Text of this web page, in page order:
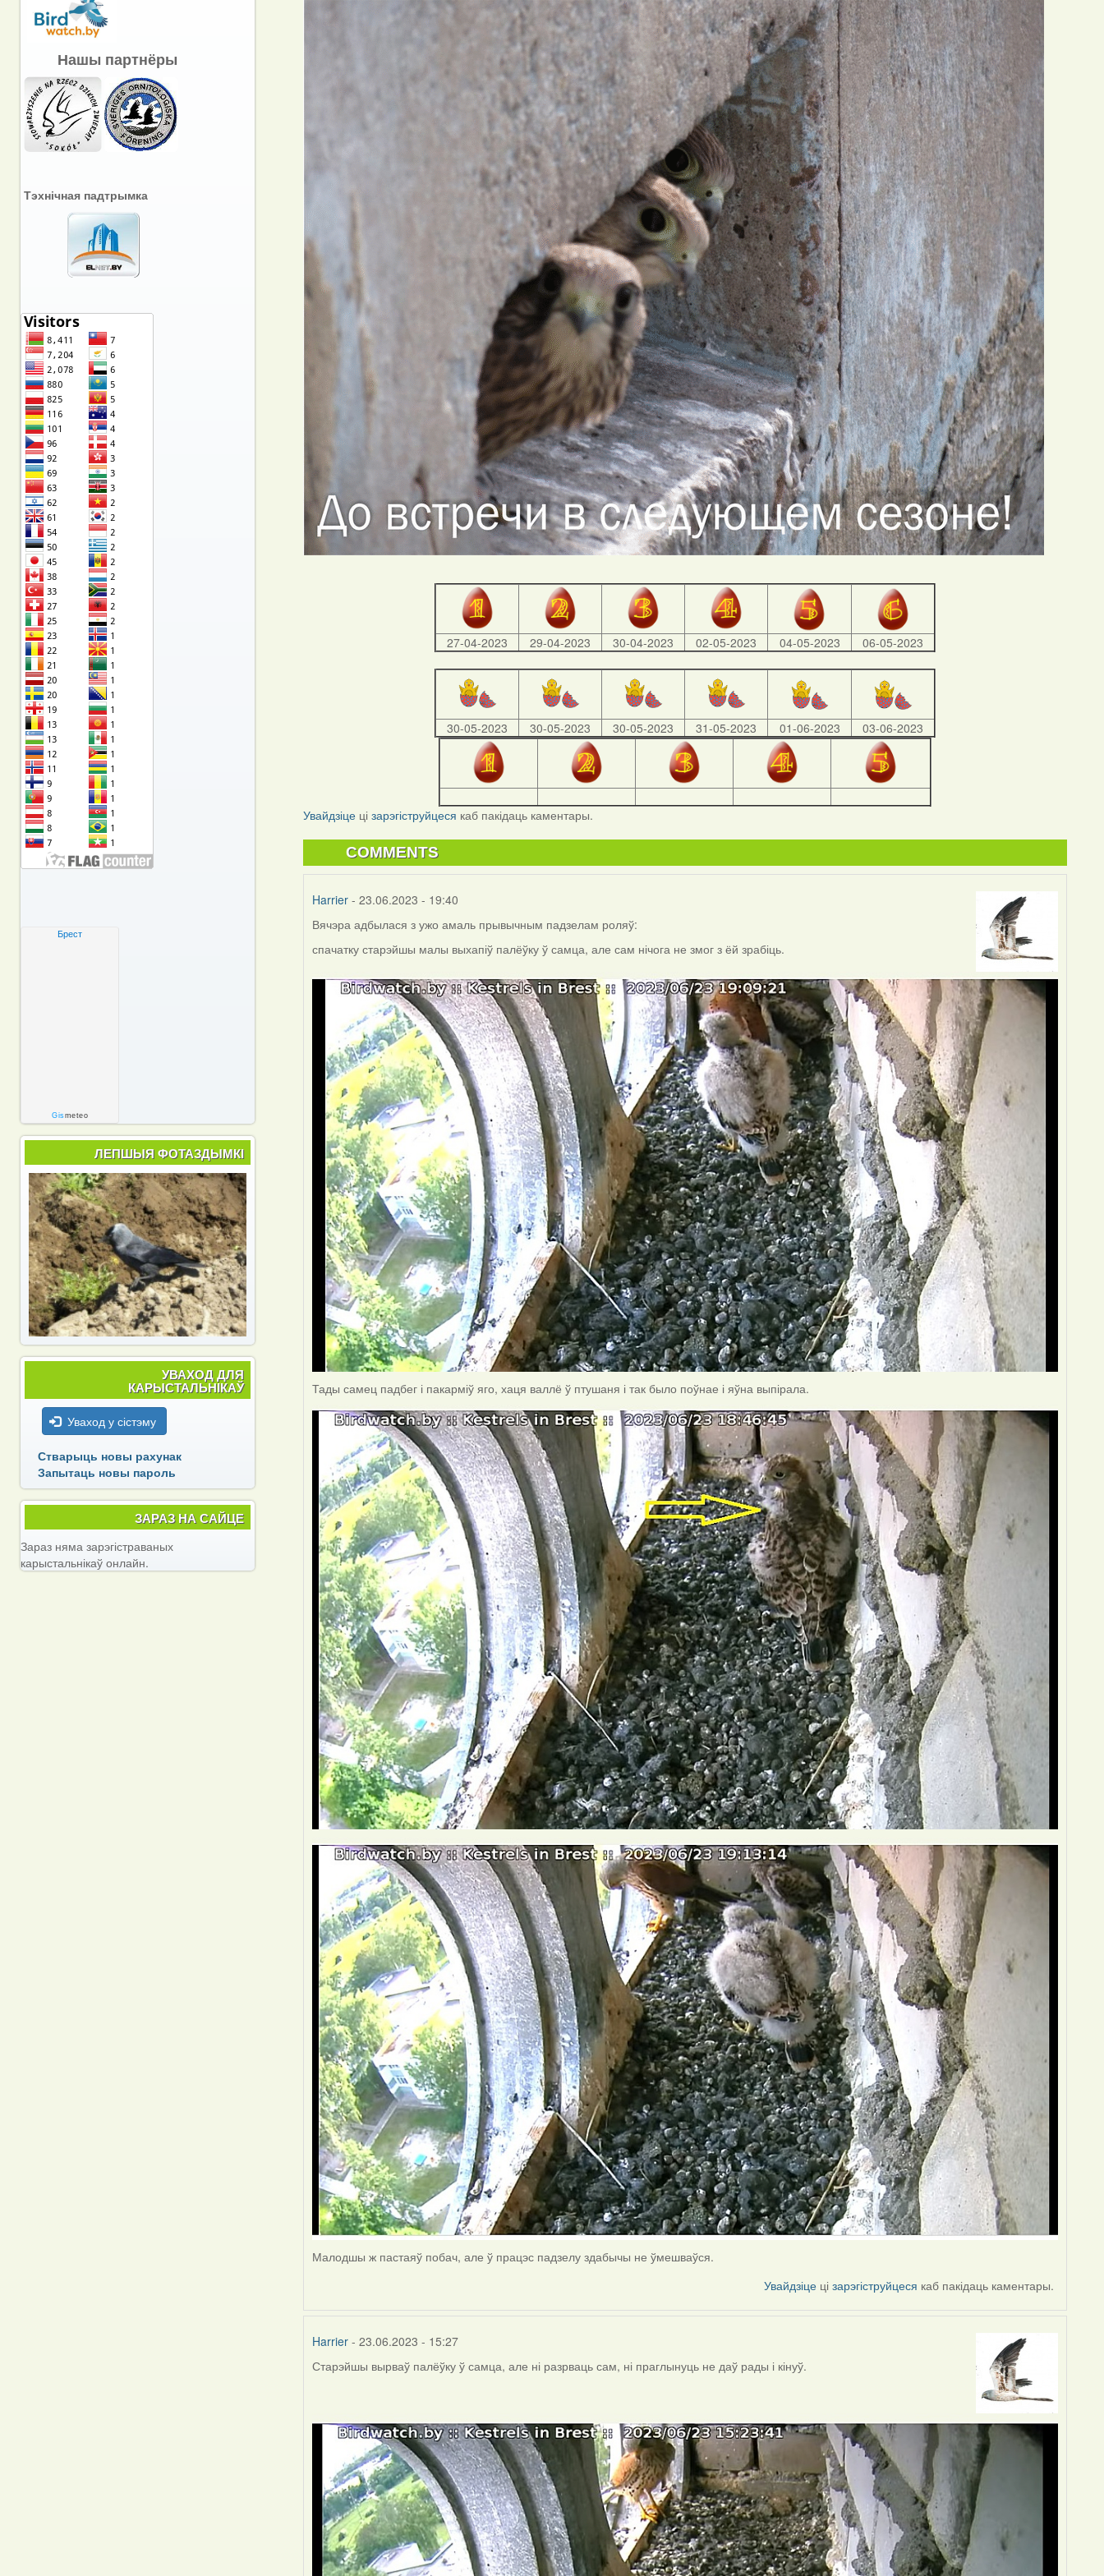
27-04-2023 29-04-2023 30-04-2023 02-05-2023 04-05-2023 06-05-2023
30-05-2023 30-05-2023 30-05-2023 31-05-2023 01-06-2023 03-06-2023
Увайдзіце цізарэгіструйцеся каб пакідаць каментары.
COMMENTS
Harrier - 23.06.2023 - 19:40
Вячэра адбылася з ужо амаль прывычным падзелам роляў:
спачатку старэйшы малы выхапіў палёўку ў самца, але сам нічога не змог з ёй зрабіць.
Тады самец падбег і пакарміў яго, хаця валлё ў птушаня і так было поўнае і яўна выпірала.
Малодшы ж пастаяў побач, але ў працэс падзелу здабычы не ўмешваўся.
Увайдзіце цізарэгіструйцеся каб пакідаць каментары.
Harrier - 23.06.2023 - 15:27
Старэйшы вырваў палёўку ў самца, але ні разрваць сам, ні праглынуць не даў рады і кінуў.
Нашы партнёры
Тэхнічная падтрымка
Брест
Gismeteo
ЛЕПШЫЯ ФОТАЗДЫМКІ
УВАХОД ДЛЯ
КАРЫСТАЛЬНІКАЎ
Уваход у сістэму
Стварыць новы рахунак
Запытаць новы пароль
ЗАРАЗ НА САЙЦЕ
Зараз няма зарэгістраваных
карыстальнікаў онлайн.